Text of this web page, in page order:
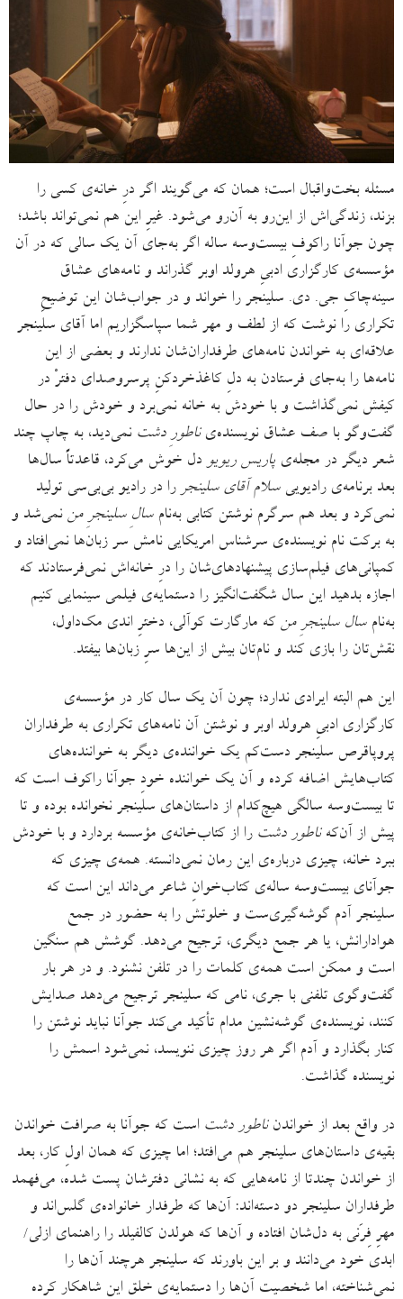
مسئله بخت‌واقبال است؛ همان‌ که می‌گویند اگر درِ خانه‌ی کسی را
بزند، زندگی‌اش از این‌رو به آن‌رو می‌شود. غیرِ این هم نمی‌تواند باشد؛
چون جوآنا راکوفِ بیست‌وسه ساله اگر به‌جای آن یک سالی که در آن
مؤسسه‌ی کارگزاری ادبیِ هرولد اوبر گذراند و نامه‌های عشاق
سینه‌چاکِ جی. دی. سلینجر را خواند و در جواب‌شان این توضیحِ
تکراری را ‌نوشت که از لطف و مهر شما سپاسگزاریم اما آقای سلینجر
علاقه‌ای به خواندن نامه‌های طرفداران‌شان ندارند و بعضی از این
نامه‌ها را به‌جای فرستادن به دلِ کاغذخردکنِ پرسروصدای دفترْ در
کیفش نمی‌گذاشت و با خودش به خانه نمی‌برد و خودش را در حال
گفت‌وگو با صف عشاق نویسنده‌یناطورِ دشت نمی‌دید، به چاپ چند
شعر دیگر در مجله‌ی پاریس ریویو دل خوش می‌کرد، قاعدتاً سال‌ها
بعد برنامه‌ی رادیوییسلام آقای سلینجر را در رادیو بی‌بی‌سی تولید
نمی‌کرد و بعد هم سرگرم نوشتن کتابی به‌نامسالِ سلینجرِ من نمی‌شد و
به برکت نام نویسنده‌ی سرشناس امریکایی نامش سر زبان‌ها نمی‌افتاد و
کمپانی‌های فیلم‌سازی پیشنهادهای‌شان را درِ خانه‌اش نمی‌فرستادند که
اجازه بدهید این سال شگفت‌انگیز را دستمایه‌ی فیلمی سینمایی کنیم
به‌‌نامسال‌ سلینجرِ من که مارگارت کوآلی، دخترِ اندی مک‌داول،
نقش‌تان را بازی کند و نام‌تان بیش از این‌ها سرِ زبان‌ها بیفتد.
این هم البته ایرادی ندارد؛ چون آن یک سال کار در مؤسسه‌ی
کارگزاری ادبیِ هرولد اوبر و نوشتن آن نامه‌های تکراری به طرفداران
پروپاقرص سلینجر دست‌کم یک خواننده‌ی دیگر به خواننده‌های
کتاب‌هایش اضافه کرده و آن یک خواننده خودِ جوآنا راکوف است که
تا بیست‌وسه سالگی هیچ‌کدام از داستان‌های سلینجر نخوانده بوده و تا
پیش از آن‌کهناطور دشت را از کتاب‌خانه‌ی مؤسسه بردارد و با خودش
ببرد خانه، چیزی درباره‌ی این رمان نمی‌دانسته. همه‌ی چیزی که
جوآنای بیست‌وسه ساله‌ی کتاب‌خوانِ شاعر می‌داند این است که
سلینجر آدم گوشه‌گیری‌ست و خلوتش را به حضور در جمع
هوادارانش، یا هر جمع دیگری، ترجیح می‌دهد. گوشش هم سنگین
است و ممکن است همه‌ی کلمات را در تلفن نشنود. و در هر بار
گفت‌وگوی تلفنی با جری، نامی که سلینجر ترجیح می‌دهد صدایش
کنند، نویسنده‌ی گوشه‌نشین مدام تأکید می‌کند جوآنا نباید نوشتن را
کنار بگذارد و آدم اگر هر روز چیزی ننویسد، نمی‌شود اسمش را
نویسنده گذاشت.
در واقع بعد از خواندنناطور دشت است که جوآنا به صرافت خواندن
بقیه‌ی داستان‌های سلینجر هم می‌افتد؛ اما چیزی که همان اولِ کار، بعد
از خواندن چندتا از نامه‌هایی که به نشانی دفترشان پست شده، می‌فهمد
طرفداران سلینجر دو دسته‌اند: آن‌‌ها که طرفدار خانواده‌ی گلس‌اند و
مهرِ فِرَنی به دل‌شان افتاده و آن‌ها که هولدن کالفیلد را راهنمای ازلی/
ابدی خود می‌دانند و بر این باورند که سلینجر هرچند آن‌ها را
نمی‌شناخته، اما شخصیت آن‌ها را دستمایه‌ی خلقِ این شاهکار کرده